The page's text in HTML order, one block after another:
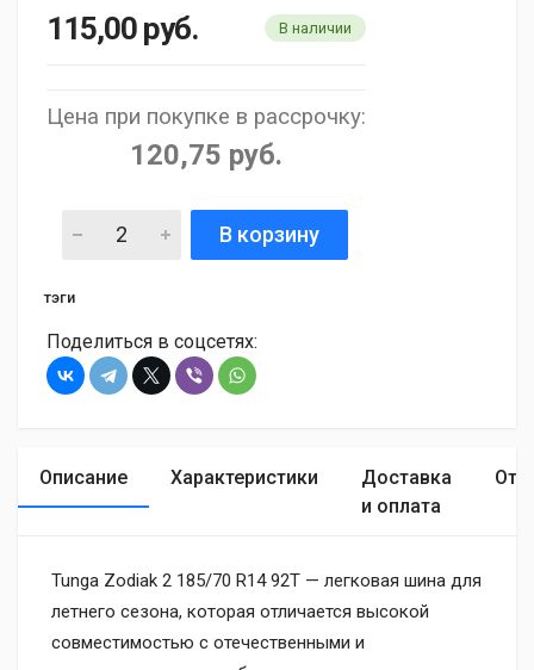
115,00руб. В наличии
Цена при покупке в рассрочку:
120,75 руб.
В корзину
тэги
Поделиться в соцсетях:
Описание Характеристики
Доставка
и оплата
Tunga Zodiak 2 185/70 R14 92T — легковая шина для
летнего сезона, которая отличается высокой
совместимостью с отечественными и